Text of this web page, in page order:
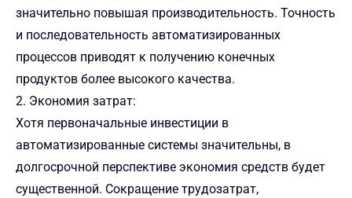
значительно повышая производительность. Точность
и последовательность автоматизированных
процессов приводят к получению конечных
продуктов более высокого качества.
2. Экономия затрат:
Хотя первоначальные инвестиции в
автоматизированные системы значительны, в
долгосрочной перспективе экономия средств будет
существенной. Сокращение трудозатрат,